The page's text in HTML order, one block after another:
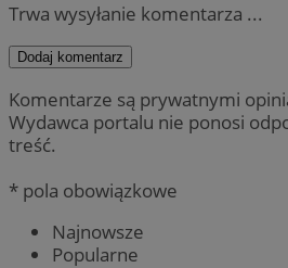
Trwa wysyłanie komentarza ...
Dodaj komentarz
Komentarze są prywatnymi
Wydawca portalu nie ponosi
treść.
* pola obowiązkowe
Najnowsze
Popularne